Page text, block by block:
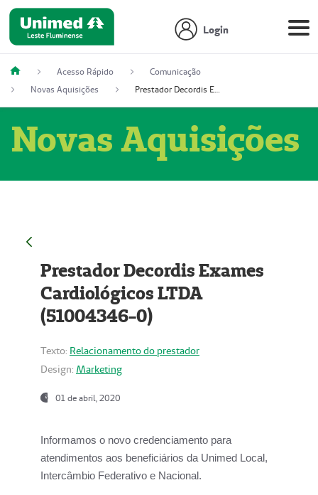
Login
Acesso Rápido
Comunicação
Novas Aquisições
Prestador Decordis Exames Cardiológicos LTDA (51004346-0)
Novas Aquisições
Prestador Decordis Exames
Cardiológicos LTDA
(51004346-0)
Texto: Relacionamento do prestador
Design: Marketing
01 de abril, 2020
Informamos o novo credenciamento para
atendimentos aos beneficiários da Unimed Local,
Intercâmbio Federativo e Nacional.